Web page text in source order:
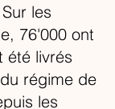
les
76'000 ont
été livrés
régime de
les